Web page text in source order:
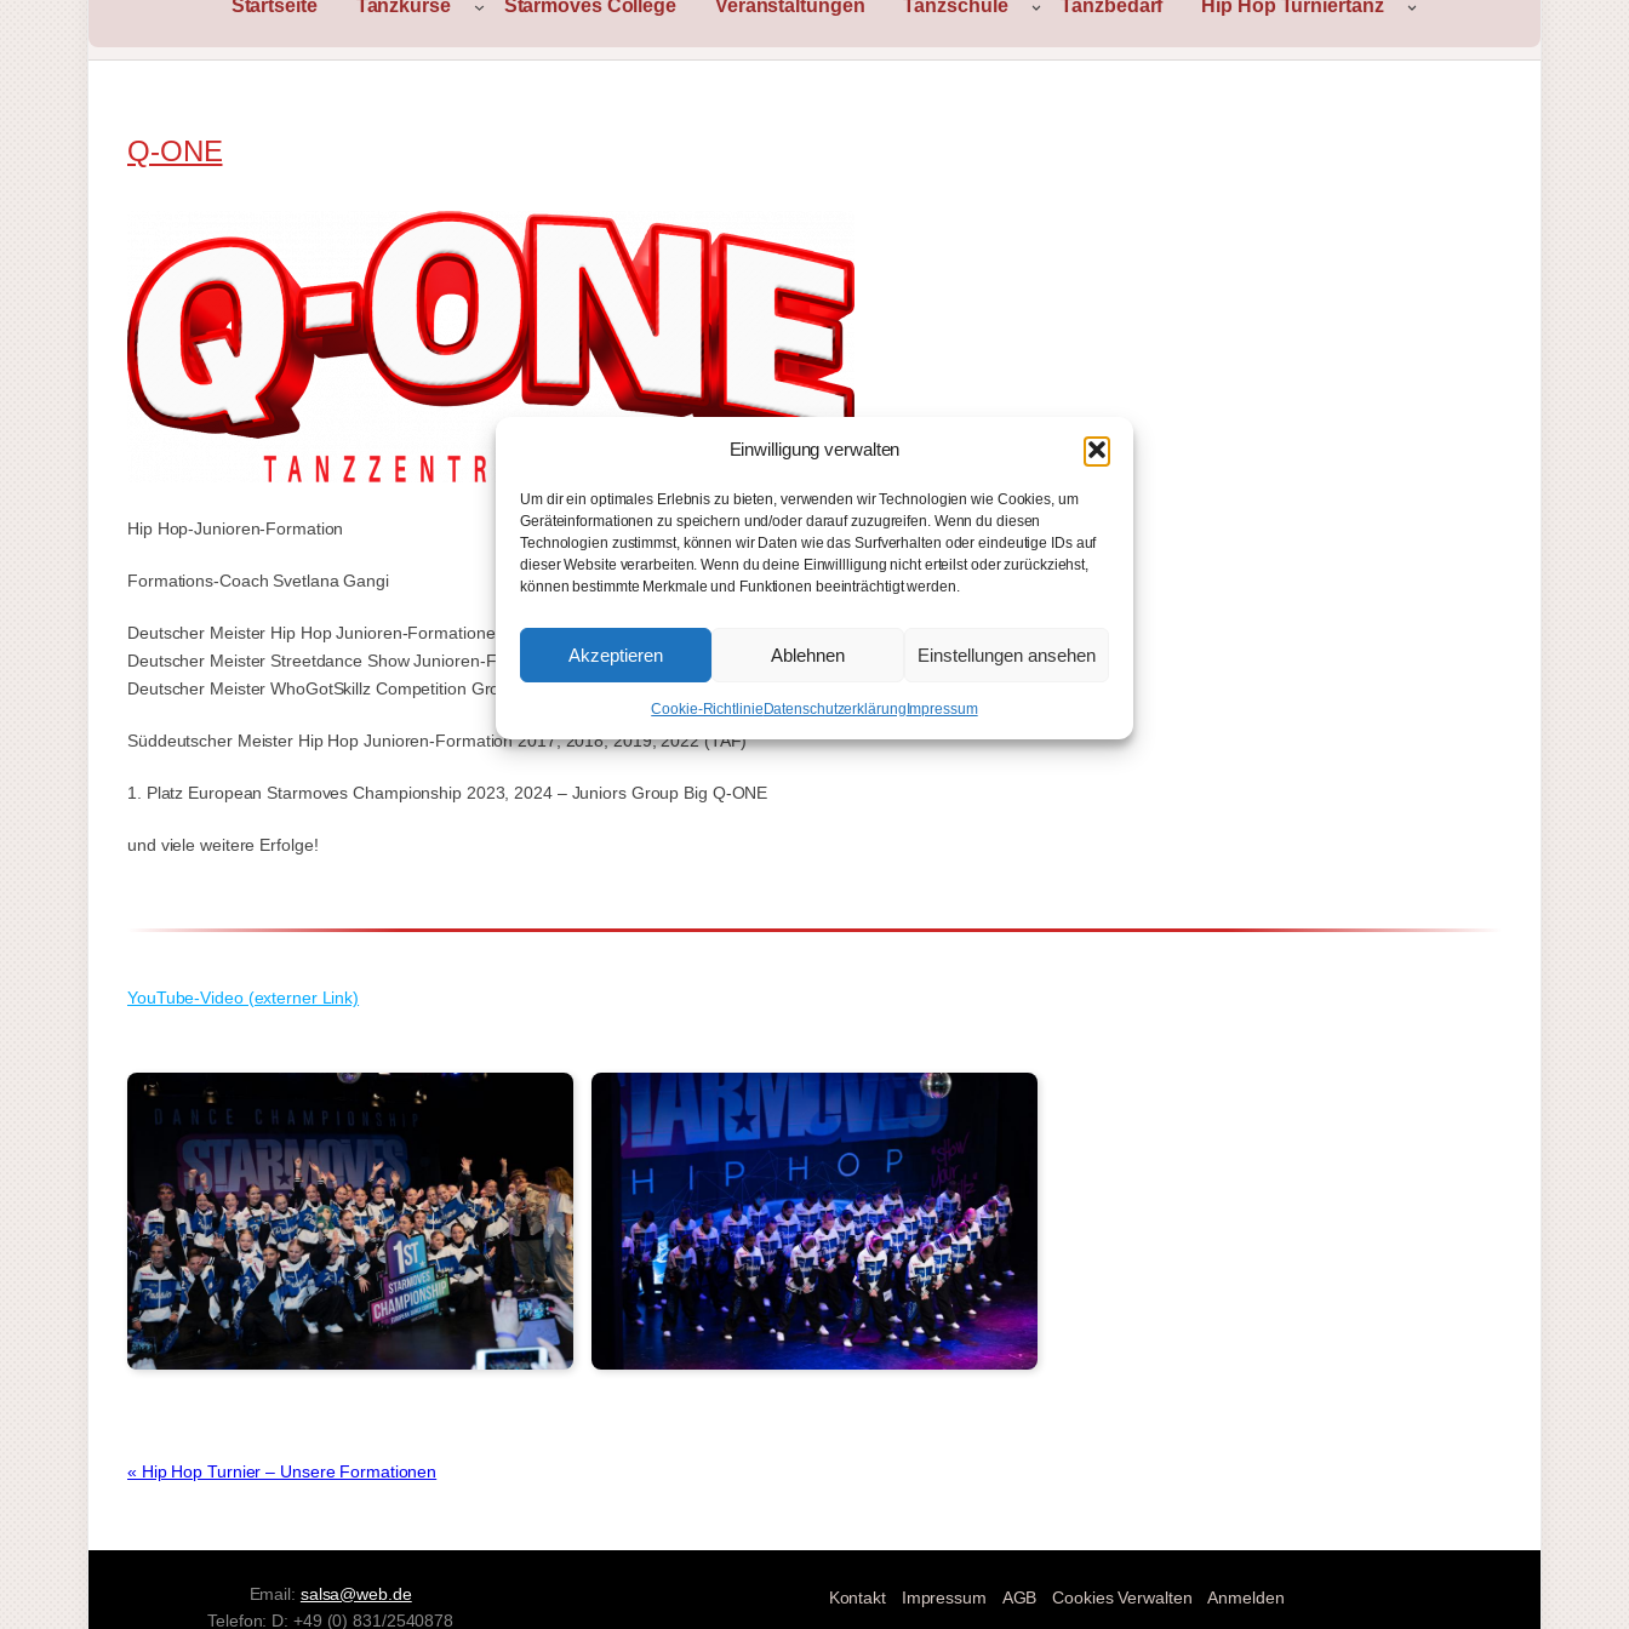
Einwilligung verwalten
Um dir ein optimales Erlebnis zu bieten, verwenden wir Technologien wie Cookies, um
Geräteinformationen zu speichern und/oder darauf zuzugreifen. Wenn du diesen
Technologien zustimmst, können wir Daten wie das Surfverhalten oder eindeutige IDs auf
dieser Website verarbeiten. Wenn du deine Einwillligung nicht erteilst oder zurückziehst,
können bestimmte Merkmale und Funktionen beeinträchtigt werden.
Akzeptieren Ablehnen Einstellungen ansehen
Cookie-Richtlinie Datenschutzerklärung Impressum
Startseite Tanzkurse Starmoves College Veranstaltungen Tanzschule Tanzbedarf Hip Hop Turniertanz
Q-ONE
Hip Hop-Junioren-Formation
Formations-Coach Svetlana Gangi
Deutscher Meister Hip Hop Junioren-Formationen 2021 (TAF)
Deutscher Meister Streetdance Show Junioren-Formationen 2021 (TAF)
Deutscher Meister WhoGotSkillz Competition Group Big Juniors 2026
Süddeutscher Meister Hip Hop Junioren-Formation 2017, 2018, 2019, 2022 (TAF)
1. Platz European Starmoves Championship 2023, 2024 – Juniors Group Big Q-ONE
und viele weitere Erfolge!
YouTube-Video (externer Link)
« Hip Hop Turnier – Unsere Formationen
Email: salsa@web.de
Telefon: D: +49 (0) 831/2540878
Kontakt Impressum AGB Cookies Verwalten Anmelden